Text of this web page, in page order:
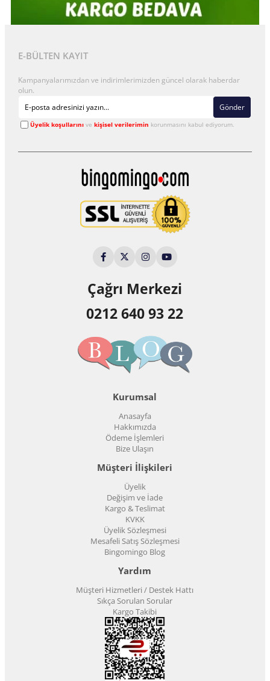
E-BÜLTEN KAYIT
Kampanyalarımızdan ve indirimlerimizden güncel olarak haberdar
olun.
Gönder
Üyelik koşullarınıve kişisel verilerimin korunmasını kabul ediyorum.
Çağrı Merkezi
0212 640 93 22
Kurumsal
Anasayfa
Hakkımızda
Ödeme İşlemleri
Bize Ulaşın
Müşteri İlişkileri
Üyelik
Değişim ve İade
Kargo & Teslimat
KVKK
Üyelik Sözleşmesi
Mesafeli Satış Sözleşmesi
Bingomingo Blog
Yardım
Müşteri Hizmetleri / Destek Hattı
Sıkça Sorulan Sorular
Kargo Takibi